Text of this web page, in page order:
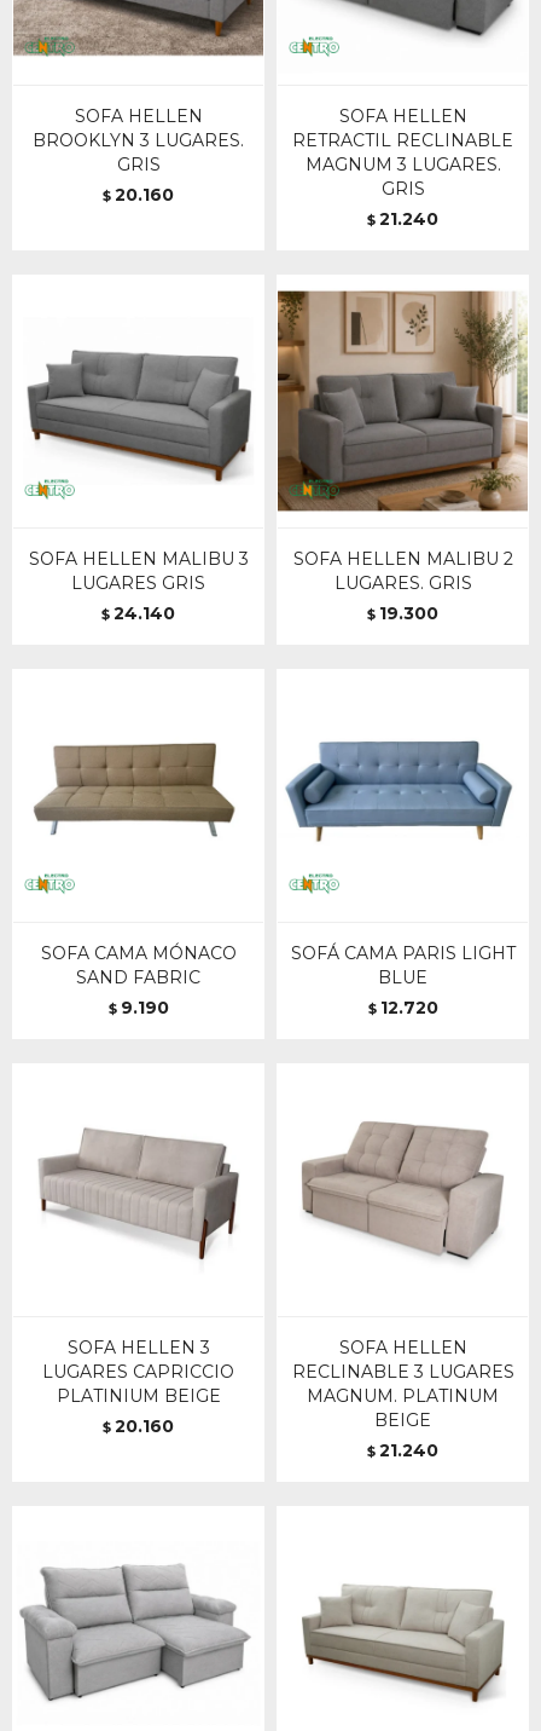
SOFA HELLEN
BROOKLYN 3 LUGARES.
GRIS
$ 20.160
SOFA HELLEN
RETRACTIL RECLINABLE
MAGNUM 3 LUGARES.
GRIS
$ 21.240
SOFA HELLEN MALIBU 3
LUGARES GRIS
$ 24.140
SOFA HELLEN MALIBU 2
LUGARES. GRIS
$ 19.300
SOFA CAMA MÓNACO
SAND FABRIC
$ 9.190
SOFÁ CAMA PARIS LIGHT
BLUE
$ 12.720
SOFA HELLEN 3
LUGARES CAPRICCIO
PLATINIUM BEIGE
$ 20.160
SOFA HELLEN
RECLINABLE 3 LUGARES
MAGNUM. PLATINUM
BEIGE
$ 21.240